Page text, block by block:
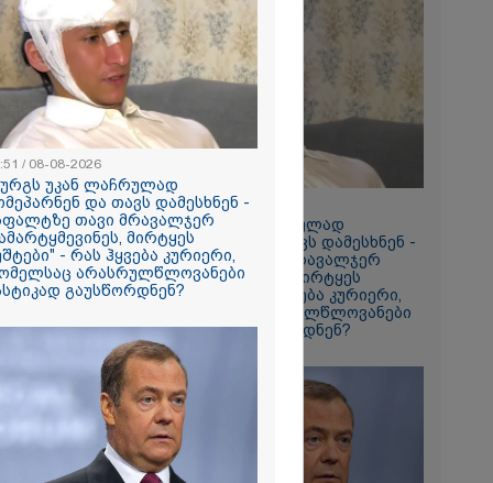
1419.50
18:51 / 08-08-2026
"ზურგს უკან ლაჩრულად
მომეპარნენ და თავს დამესხნენ -
ასფალტზე თავი მრავალჯერ
დამარტყმევინეს, მირტყეს
მუშტები" - რას ჰყვება კურიერი,
რომელსაც არასრულწლოვანები
სასტიკად გაუსწორდნენ?
/ 08-08-2026
უკან ლაჩრულად
და თავს დამესხნენ -
თავი მრავალჯერ
მირტყეს
- რას ჰყვება კურიერი,
არასრულწლოვანები
გაუსწორდნენ?